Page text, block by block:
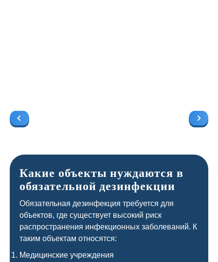
Какие объекты нуждаются в
обязательной дезинфекции
Обязательная дезинфекция требуется для
объектов, где существует высокий риск
распространения инфекционных заболеваний. К
таким объектам относятся:
Медицинские учреждения